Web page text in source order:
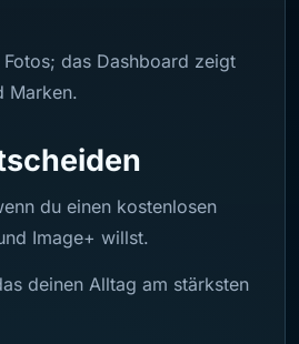
das Dashboard zeigt
Marken.
du einen kostenlosen
Image+ willst.
deinen Alltag am stärksten